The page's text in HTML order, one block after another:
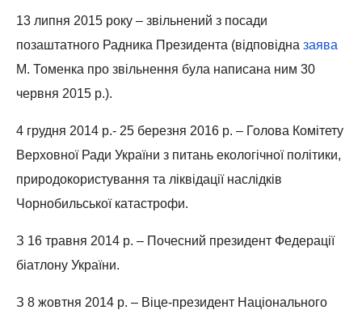
13 липня 2015 року – звільнений з посади
позаштатного Радника Президента (відповідна заява
М. Томенка про звільнення була написана ним 30
червня 2015 р.).
4 грудня 2014 р.- 25 березня 2016 р. – Голова Комітету
Верховної Ради України з питань екологічної політики,
природокористування та ліквідації наслідків
Чорнобильської катастрофи.
З 16 травня 2014 р. – Почесний президент Федерації
біатлону України.
З 8 жовтня 2014 р. – Віце-президент Національного